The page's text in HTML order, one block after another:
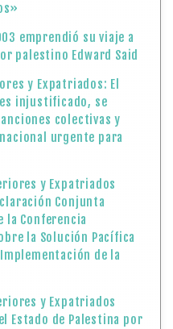
emprendió su viaje a
palestino Edward Said
y Expatriados: El
injustificado, se
colectivas y
urgente para
y Expatriados
Conjunta
la Conferencia
la Solución Pacífica
de la
y Expatriados
Estado de Palestina por